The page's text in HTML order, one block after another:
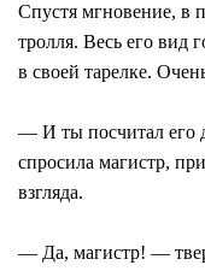
Спустя мгновение, в
тролля. Весь его вид
в своей тарелке.
― И ты посчитал его
спросила магистр,
взгляда.
― Да, магистр! ―